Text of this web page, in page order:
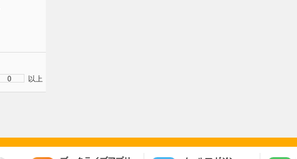
0 以上